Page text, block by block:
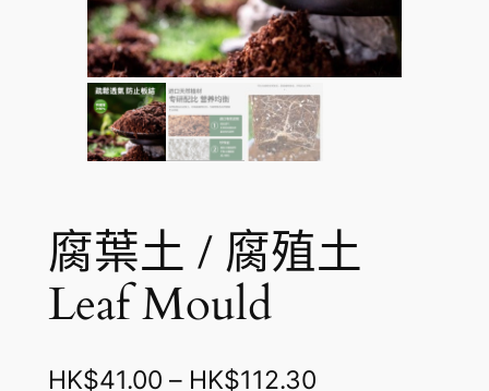
腐葉土 / 腐殖土
Leaf Mould
HK$41.00 – HK$112.30價